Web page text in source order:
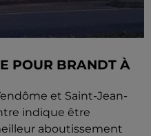
POUR BRANDT À
et Saint-Jean-
indique être
aboutissement